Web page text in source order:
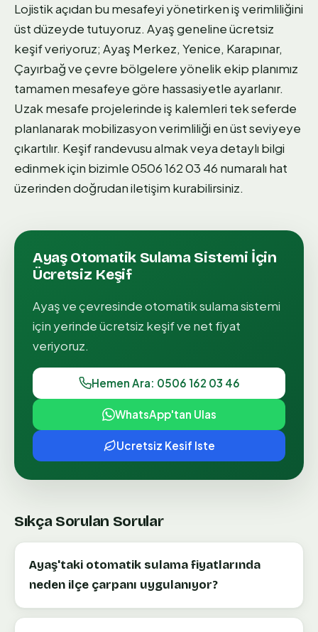
Lojistik açıdan bu mesafeyi yönetirken iş verimliliğini
üst düzeyde tutuyoruz. Ayaş geneline ücretsiz
keşif veriyoruz; Ayaş Merkez, Yenice, Karapınar,
Çayırbağ ve çevre bölgelere yönelik ekip planımız
tamamen mesafeye göre hassasiyetle ayarlanır.
Uzak mesafe projelerinde iş kalemleri tek seferde
planlanarak mobilizasyon verimliliği en üst seviyeye
çıkartılır. Keşif randevusu almak veya detaylı bilgi
edinmek için bizimle 0506 162 03 46 numaralı hat
üzerinden doğrudan iletişim kurabilirsiniz.
Ayaş Otomatik Sulama Sistemi İçin
Ücretsiz Keşif
Ayaşve çevresindeotomatik sulama sistemi
için yerinde ücretsiz keşif ve net fiyat
veriyoruz.
Hemen Ara: 0506 162 03 46
WhatsApp'tan Ulas
Ucretsiz Kesif Iste
Sıkça Sorulan Sorular
Ayaş'taki otomatik sulama fiyatlarında
neden ilçe çarpanı uygulanıyor?